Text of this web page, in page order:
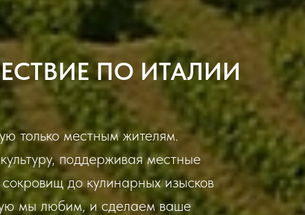
ПО ИТАЛИИ
только местным жителям.
поддерживая местные
до кулинарных изысков
мы любим, и сделаем ваше